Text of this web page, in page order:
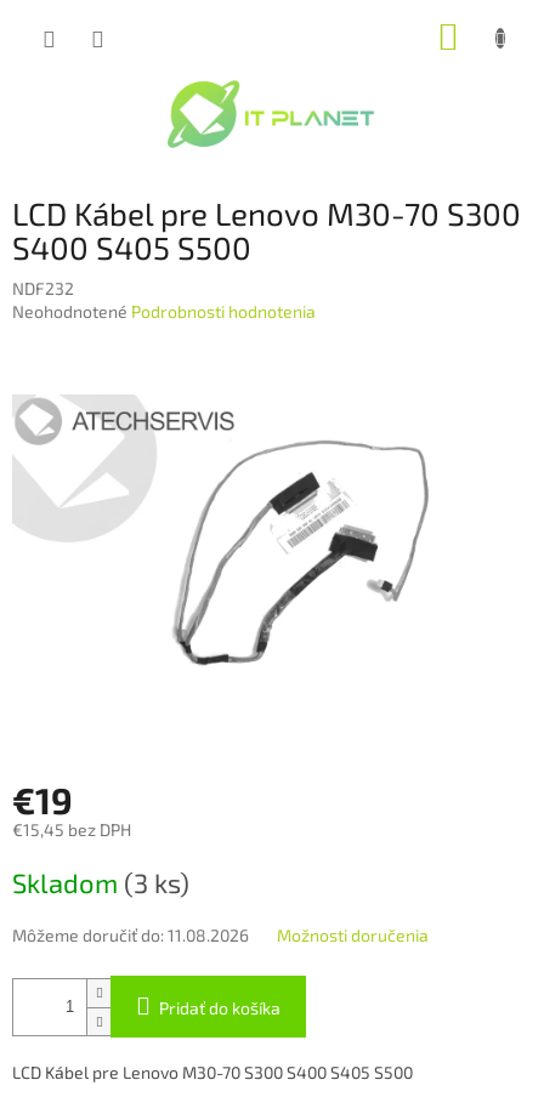
LCD Kábel pre Lenovo M30-70 S300
S400 S405 S500
NDF232
Priemerné
0,0
z
hviezdičiek.
Neohodnotené Podrobnosti hodnotenia
€19
€15,45 bez DPH
cena:
Skladom (3 ks)
Môžeme doručiť do:11.08.2026 Možnosti doručenia
Pridať do košíka
LCD Kábel pre Lenovo M30-70 S300 S400 S405 S500